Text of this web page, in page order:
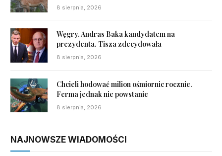
8 sierpnia, 2026
Węgry. Andras Baka kandydatem na
prezydenta. Tisza zdecydowała
8 sierpnia, 2026
Chcieli hodować milion ośmiornic rocznie.
Ferma jednak nie powstanie
8 sierpnia, 2026
NAJNOWSZE WIADOMOŚCI